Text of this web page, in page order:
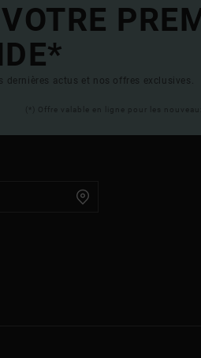
dernières actus et nos offres exclusives.
(*) Offre valable en ligne pour les